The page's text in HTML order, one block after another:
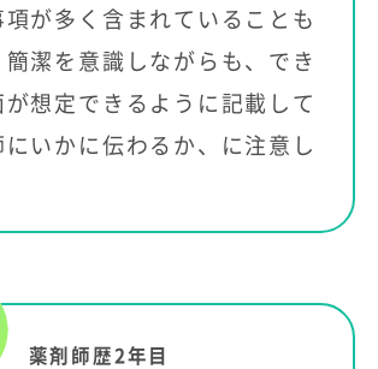
が多く含まれていることも
潔を意識しながらも、でき
想定できるように記載して
いかに伝わるか、に注意し
薬剤師歴2年目